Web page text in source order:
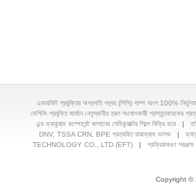
এভারফিট প্রযুক্তির অগ্রগতি গহ্বর (পিসি) পাম্প অংশ 100%
মেশিনিং প্রযুক্তি জার্মান নেতৃস্থানীয় তরল সংযোগকারী
এন্ড ভ্যাকুয়াম কম্পোনেন্ট জাপানের সেমিকন্ডাক্টর শিল্পে বিক্রি করে |
DNV, TSSA CRN, BPE প্রত্যয়িত ডায়াফ্রাম ভালভ |
TECHNOLOGY CO., LTD.(EFT) | প্রক্রিয়াকরণ
Copyright ©